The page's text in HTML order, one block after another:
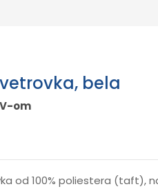
vetrovka, bela
om
od 100% poliestera (taft),